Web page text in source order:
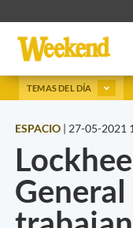
TEMAS DEL DÍA
ESPACIO | 27-05-2021